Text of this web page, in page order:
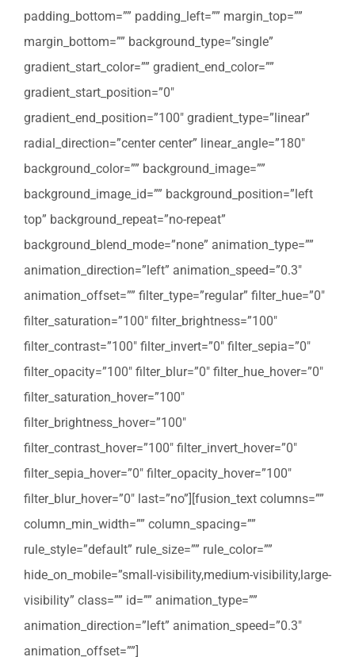
padding_bottom=”” padding_left=”” margin_top=””
margin_bottom=”” background_type=”single”
gradient_start_color=”” gradient_end_color=””
gradient_start_position=”0″
gradient_end_position=”100″ gradient_type=”linear”
radial_direction=”center center” linear_angle=”180″
background_color=”” background_image=””
background_image_id=”” background_position=”left
top” background_repeat=”no-repeat”
background_blend_mode=”none” animation_type=””
animation_direction=”left” animation_speed=”0.3″
animation_offset=”” filter_type=”regular” filter_hue=”0″
filter_saturation=”100″ filter_brightness=”100″
filter_contrast=”100″ filter_invert=”0″ filter_sepia=”0″
filter_opacity=”100″ filter_blur=”0″ filter_hue_hover=”0″
filter_saturation_hover=”100″
filter_brightness_hover=”100″
filter_contrast_hover=”100″ filter_invert_hover=”0″
filter_sepia_hover=”0″ filter_opacity_hover=”100″
filter_blur_hover=”0″ last=”no”][fusion_text columns=””
column_min_width=”” column_spacing=””
rule_style=”default” rule_size=”” rule_color=””
hide_on_mobile=”small-visibility,medium-visibility,large-
visibility” class=”” id=”” animation_type=””
animation_direction=”left” animation_speed=”0.3″
animation_offset=””]